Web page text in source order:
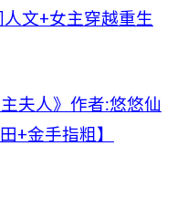
文+女主穿越重生
夫人》作者:悠悠仙
+金手指粗】